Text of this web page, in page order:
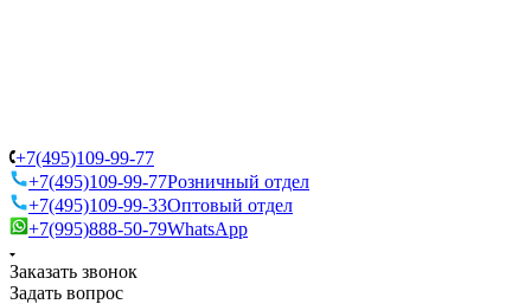
+7(495)109-99-77
+7(495)109-99-77Розничный отдел
+7(495)109-99-33Оптовый отдел
+7(995)888-50-79WhatsApp
Заказать звонок
Задать вопрос